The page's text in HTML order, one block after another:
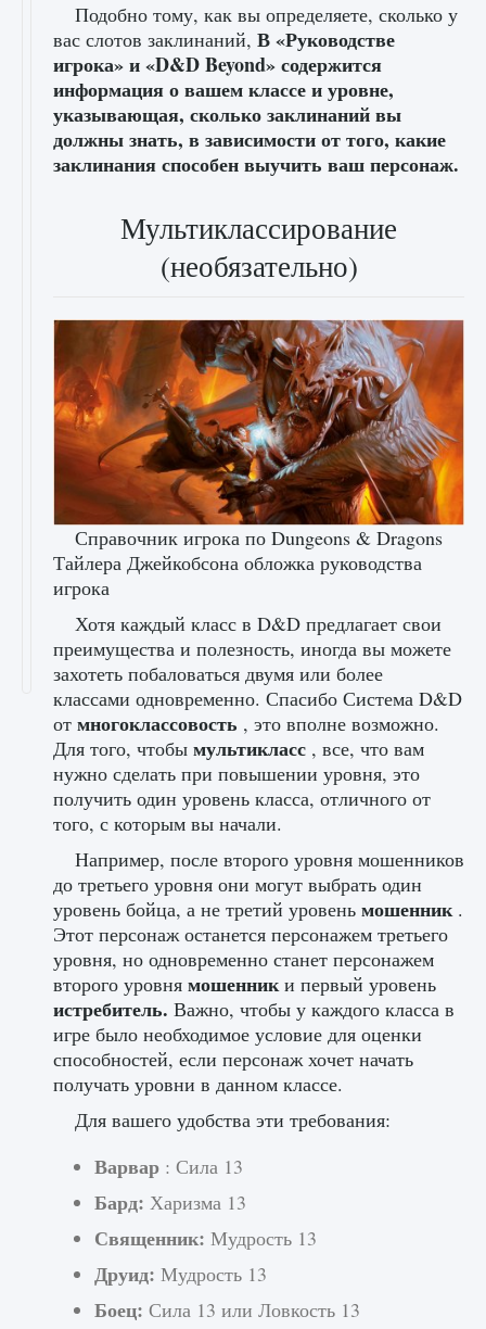
Подобно тому, как вы определяете, сколько у
вас слотов заклинаний, В «Руководстве
игрока» и «D&D Beyond» содержится
информация о вашем классе и уровне,
указывающая, сколько заклинаний вы
должны знать, в зависимости от того, какие
заклинания способен выучить ваш персонаж.
Мультиклассирование
(необязательно)
Справочник игрока по Dungeons & Dragons
Тайлера Джейкобсона обложка руководства
игрока
Хотя каждый класс в D&D предлагает свои
преимущества и полезность, иногда вы можете
захотеть побаловаться двумя или более
классами одновременно. Спасибо Система D&D
от многоклассовость , это вполне возможно.
Для того, чтобы мультикласс , все, что вам
нужно сделать при повышении уровня, это
получить один уровень класса, отличного от
того, с которым вы начали.
Например, после второго уровня мошенников
до третьего уровня они могут выбрать один
уровень бойца, а не третий уровень мошенник .
Этот персонаж останется персонажем третьего
уровня, но одновременно станет персонажем
второго уровня мошенники первый уровень
истребитель. Важно, чтобы у каждого класса в
игре было необходимое условие для оценки
способностей, если персонаж хочет начать
получать уровни в данном классе.
Для вашего удобства эти требования:
Варвар : Сила 13
Бард: Харизма 13
Священник: Мудрость 13
Друид: Мудрость 13
Боец: Сила 13 или Ловкость 13